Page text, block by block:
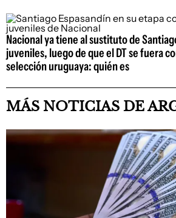
Nacional ya tiene al sustituto de
juveniles, luego de que el DT se fuera
selección uruguaya: quién es
MÁS NOTICIAS DE